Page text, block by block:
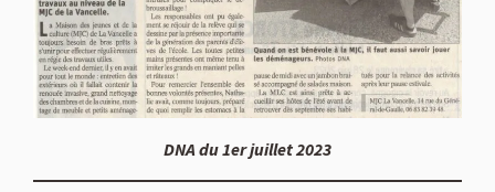
DNA du 1er juillet 2023